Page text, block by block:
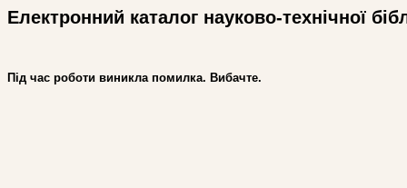
Електронний каталог науково-технічної
Під час роботи виникла помилка. Вибачте.